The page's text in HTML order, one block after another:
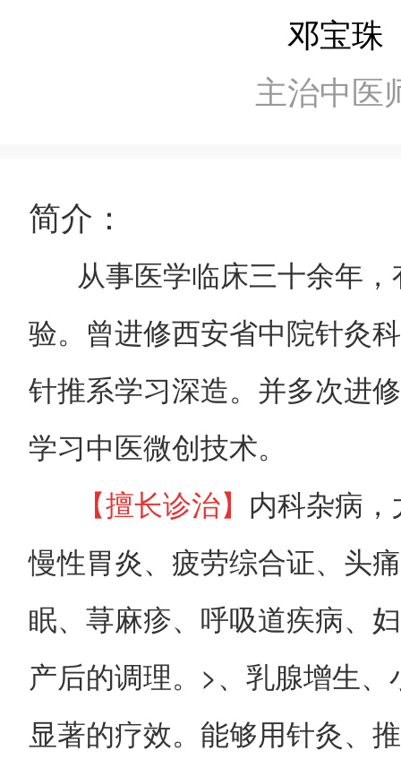
邓宝珠
主治中医
简介：
从事医学临床三十余年，
验。曾进修西安省中院针灸
针推系学习深造。并多次进
学习中医微创技术。
【擅长诊治】 内科杂病
慢性胃炎、疲劳综合证、头
眠、荨麻疹、呼吸道疾病、
产后的调理。>、乳腺增生
显著的疗效。能够用针灸、